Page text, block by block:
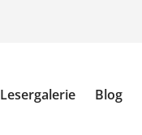
Lesergalerie Blog